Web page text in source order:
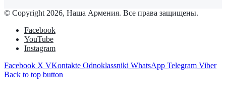
© Copyright 2026, Наша Армения. Все права защищены.
Facebook
YouTube
Instagram
Facebook X VKontakte Odnoklassniki WhatsApp Telegram Viber
Back to top button